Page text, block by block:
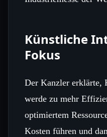
Künstliche
Fokus
Der Kanzler erklärte,
werde zu mehr
optimiertem
Kosten führen und